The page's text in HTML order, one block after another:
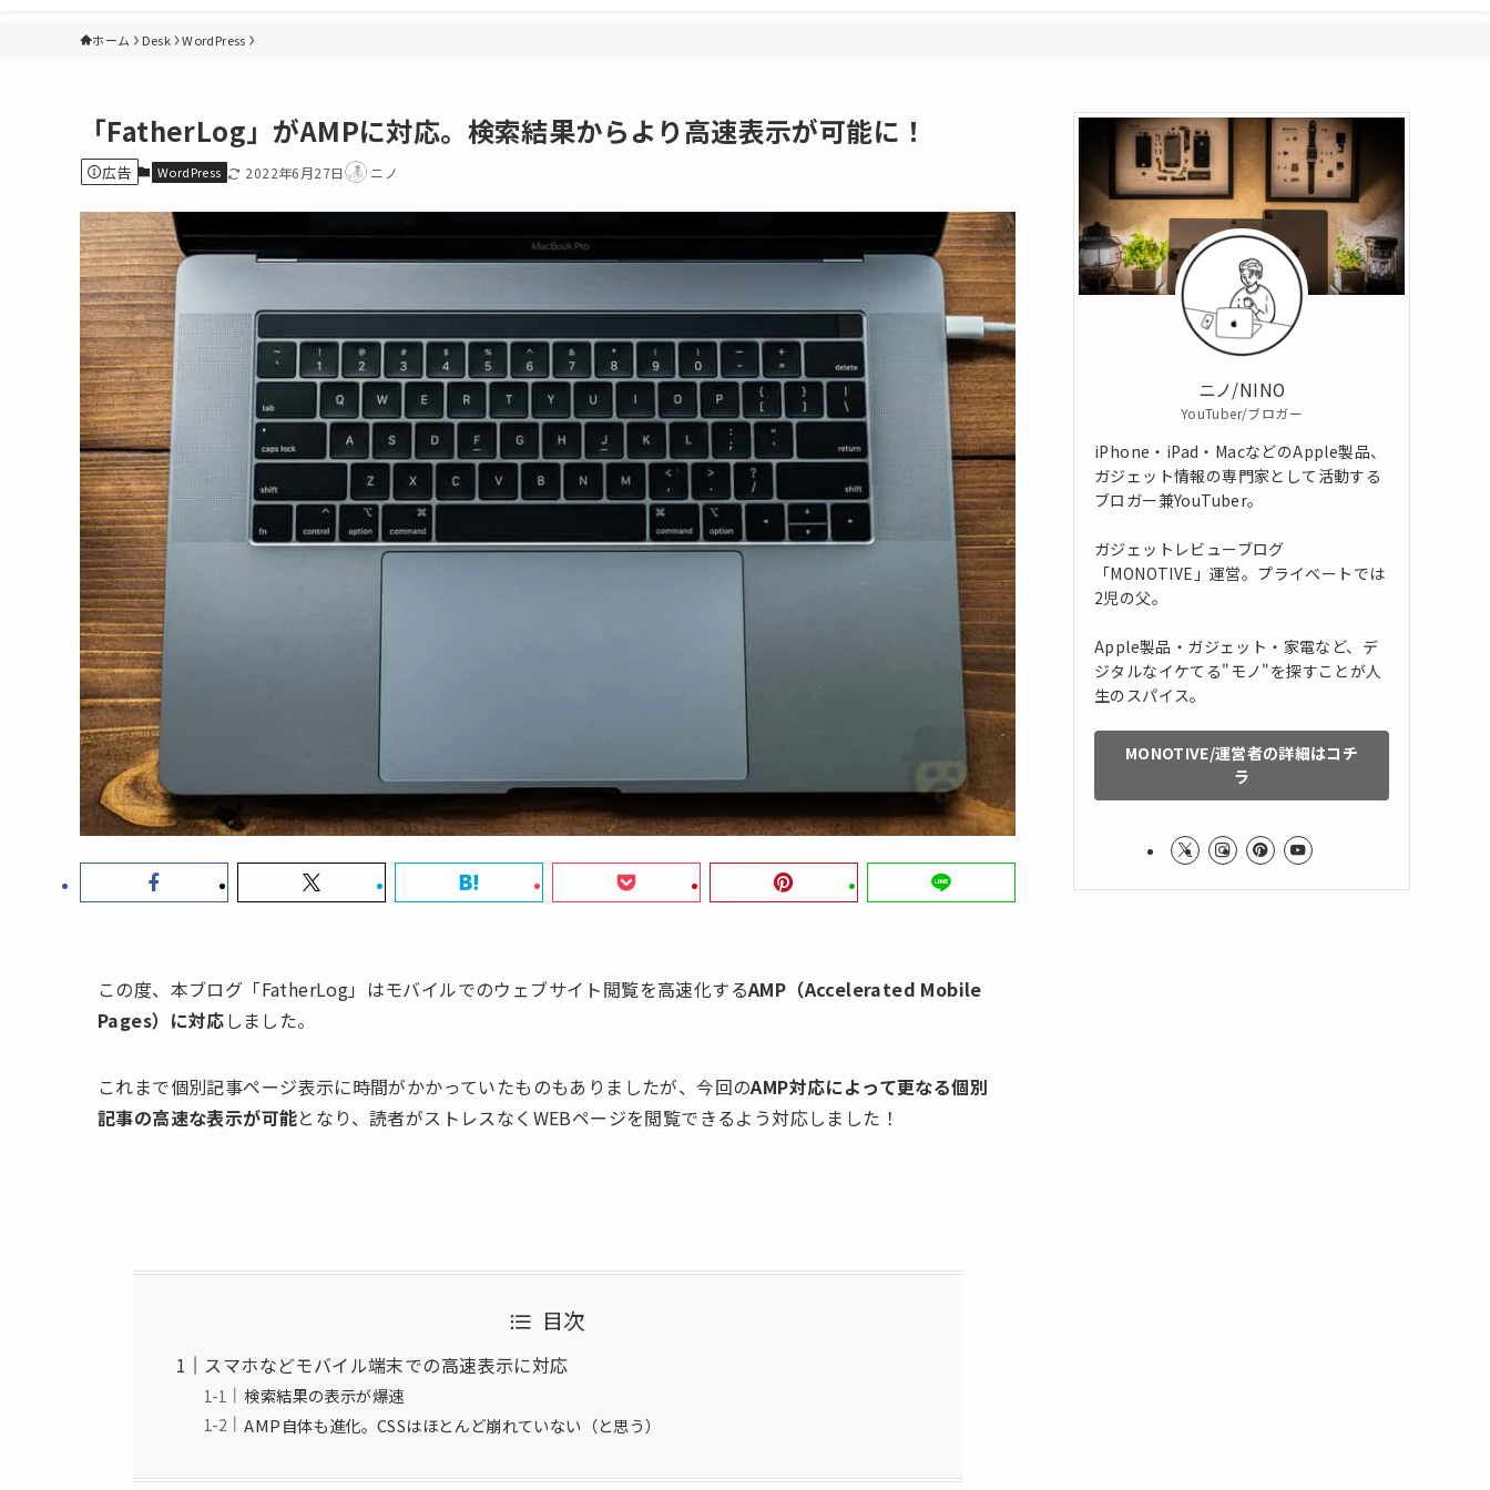
ホーム Desk WordPress
「FatherLog」がAMPに対応。検索結果からより高速表示が可能に！
広告 WordPress 2022年6月27日 ニノ
この度、本ブログ「FatherLog」はモバイルでのウェブサイト閲覧を高速化するAMP（Accelerated Mobile
Pages）に対応しました。
これまで個別記事ページ表示に時間がかかっていたものもありましたが、今回のAMP対応によって更なる個別
記事の高速な表示が可能となり、読者がストレスなくWEBページを閲覧できるよう対応しました！
目次
スマホなどモバイル端末での高速表示に対応
検索結果の表示が爆速
AMP自体も進化。CSSはほとんど崩れていない（と思う）
ニノ/NINO
YouTuber/ブロガー
iPhone・iPad・MacなどのApple製品、
ガジェット情報の専門家として活動する
ブロガー兼YouTuber。
ガジェットレビューブログ
「MONOTIVE」運営。プライベートでは
2児の父。
Apple製品・ガジェット・家電など、デ
ジタルなイケてる"モノ"を探すことが人
生のスパイス。
MONOTIVE/運営者の詳細はコチ
ラ